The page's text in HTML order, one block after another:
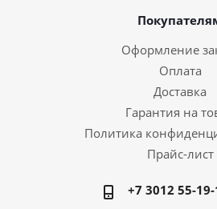
Оформление
Оплата
Доставка
Гарантия на
Политика
Прайс-лист
+7 3012 55-19-